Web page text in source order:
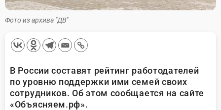
Фото из архива "ДВ"
В России составят рейтинг работодателей
по уровню поддержки ими семей своих
сотрудников. Об этом сообщается на сайте
«Объясняем.рф».